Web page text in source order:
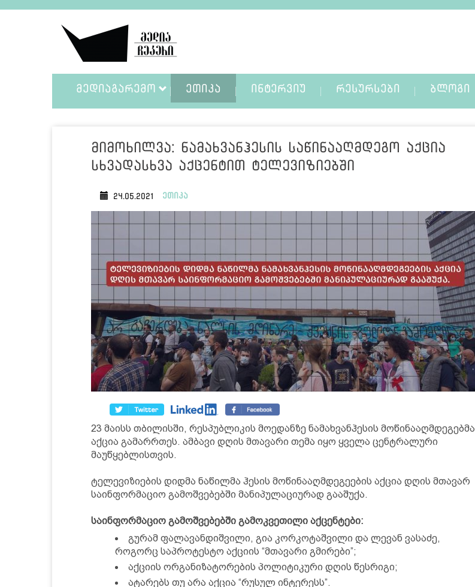
ᲛᲔᲓᲘᲐᲒᲐᲠᲔᲛᲝ ᲔᲗᲘᲙᲐ ᲘᲜᲢᲔᲠᲕᲘᲣ ᲠᲔᲡᲣᲠᲡᲔᲑᲘ ᲑᲚᲝᲒᲘ
მიმოხილვა: ნამახვანჰესის საწინააღმდეგო აქცია
სხვადასხვა აქცენტით ტელევიზიებში
24.05.2021 ეთიკა
23 მაისს თბილისში, რესპუბლიკის მოედანზე ნამახვანჰესის მოწინააღმდეგებმა
აქცია გამარრთეს. ამბავი დღის მთავარი თემა იყო ყველა ცენტრალური
მაუწყებლისთვის.
ტელევიზიების დიდმა ნაწილმა ჰესის მოწინააღმდეგეების აქცია დღის მთავარ
საინფორმაციო გამოშვებებში მანიპულაციურად გააშუქა.
საინფორმაციო გამოშვებებში გამოკვეთილი აქცენტები:
გურამ ფალავანდიშვილი, გია კორკოტაშვილი და ლევან ვასაძე,
როგორც საპროტესტო აქციის “მთავარი გმირები”;
აქციის ორგანიზატორების პოლიტიკური დღის წესრიგი;
ატარებს თუ არა აქცია “რუსულ ინტერესს”.